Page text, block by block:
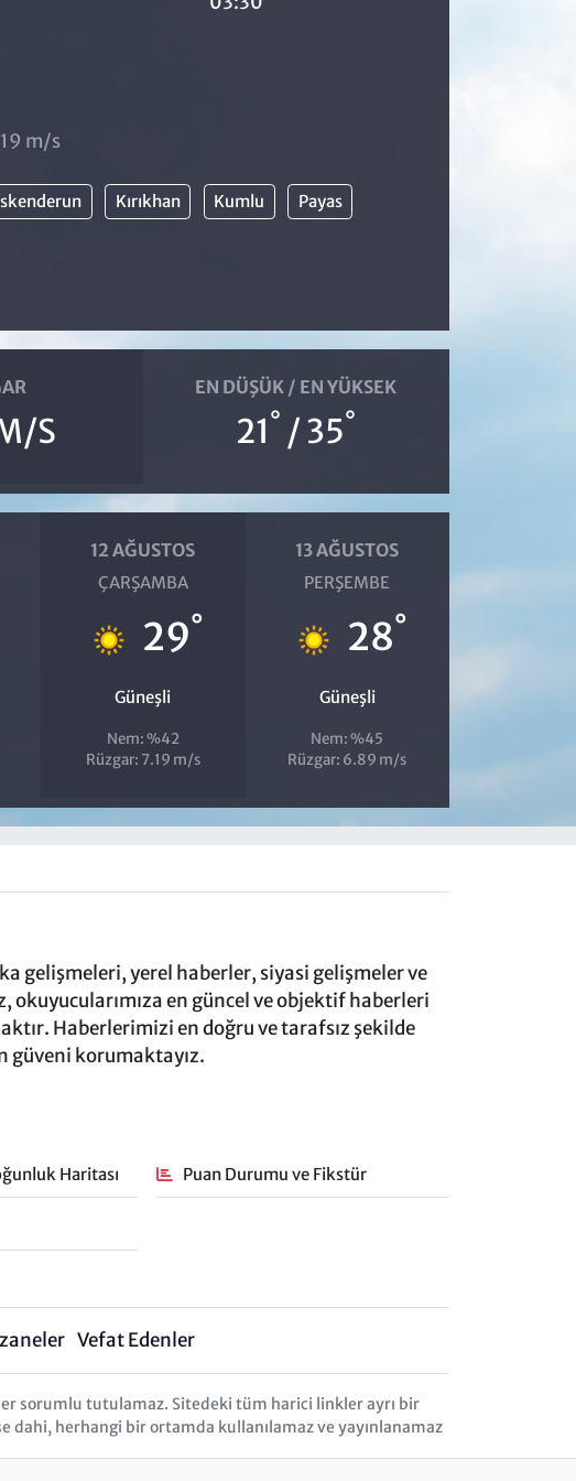
m/s
Kırıkhan Kumlu Payas
S
EN DÜŞÜK / EN YÜKSEK
21° / 35°
12 AĞUSTOS
ÇARŞAMBA
29°
Güneşli
Nem: %42
Rüzgar: 7.19 m/s
13 AĞUSTOS
PERŞEMBE
28°
Güneşli
Nem: %45
Rüzgar: 6.89 m/s
gelişmeleri, yerel haberler, siyasi gelişmeler ve
en güncel ve objektif haberleri
Haberlerimizi en doğru ve tarafsız şekilde
güveni korumaktayız.
Haritası Puan Durumu ve Fikstür
Vefat Edenler
sorumlu tutulamaz. Sitedeki tüm harici linkler ayrı bir
dahi, herhangi bir ortamda kullanılamaz ve yayınlanamaz